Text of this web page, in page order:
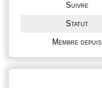
Suivre
Statut
Membre depuis